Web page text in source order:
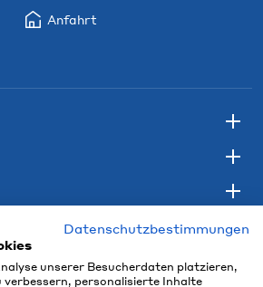
Anfahrt
Datenschutzbestimmungen
unserer Besucherdaten platzieren,
verbessern, personalisierte Inhalte